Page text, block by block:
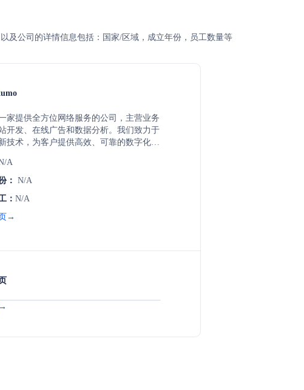
及公司的详情信息包括：国家/区域，成立年份，员工数量等
家提供全方位网络服务的公司，主营业务
开发、在线广告和数据分析。我们致力于
技术，为客户提供高效、可靠的数字化解
A
： N/A
： N/A
→